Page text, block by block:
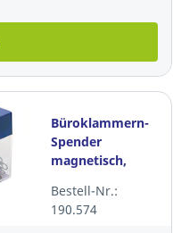
Büroklammern-
Spender
magnetisch,
Bestell-Nr.:
190.574